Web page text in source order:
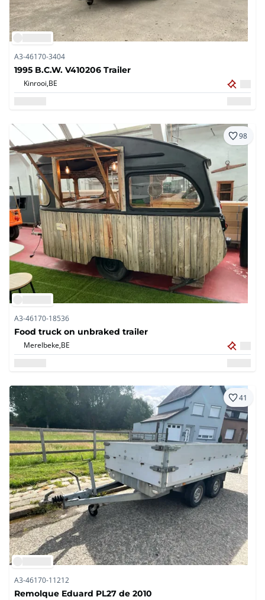
A3-46170-3404
1995 B.C.W. V410206 Trailer
Kinrooi,BE
98
A3-46170-18536
Food truck on unbraked trailer
Merelbeke,BE
41
A3-46170-11212
Remolque Eduard PL27 de 2010